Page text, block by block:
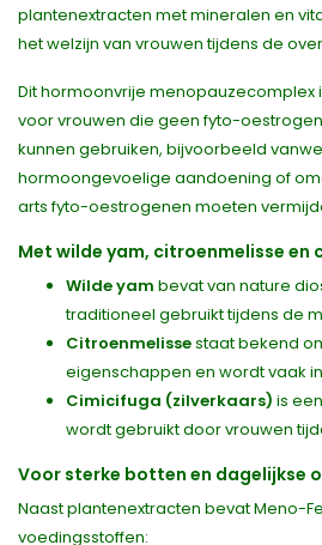
plantenextracten met mineralen en
het welzijn van vrouwen tijdens de
Dit hormoonvrije menopauzecomplex
voor vrouwen die geen fyto-
kunnen gebruiken, bijvoorbeeld
hormoongevoelige aandoening of
arts fyto-oestrogenen moeten
Met wilde yam, citroenmelisse en
Wilde yam bevat van nature
traditioneel gebruikt tijdens de
Citroenmelissestaat bekend
eigenschappen en wordt vaak
Cimicifuga (zilverkaars) is
wordt gebruikt door vrouwen
Voor sterke botten en dagelijkse
Naast plantenextracten bevat Meno-
voedingsstoffen: